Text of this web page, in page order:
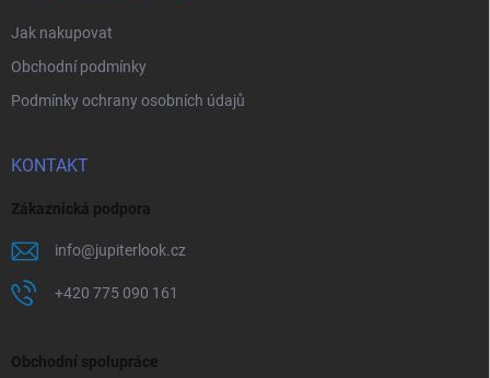
Jak nakupovat
Obchodní podmínky
Podmínky ochrany osobních údajů
KONTAKT
Zákaznická podpora
info@jupiterlook.cz
+420 775 090 161
Obchodní spolupráce